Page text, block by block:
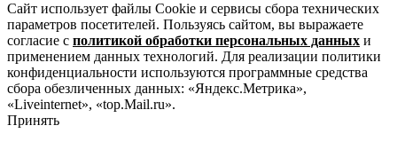
Сайт использует файлы Cookie и сервисы сбора технических
параметров посетителей. Пользуясь сайтом, вы выражаете
согласие с политикой обработки персональных данных и
применением данных технологий. Для реализации политики
конфиденциальности используются программные средства
сбора обезличенных данных: «Яндекс.Метрика»,
«Liveinternet», «top.Mail.ru».
Принять